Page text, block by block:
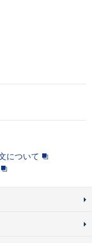
について